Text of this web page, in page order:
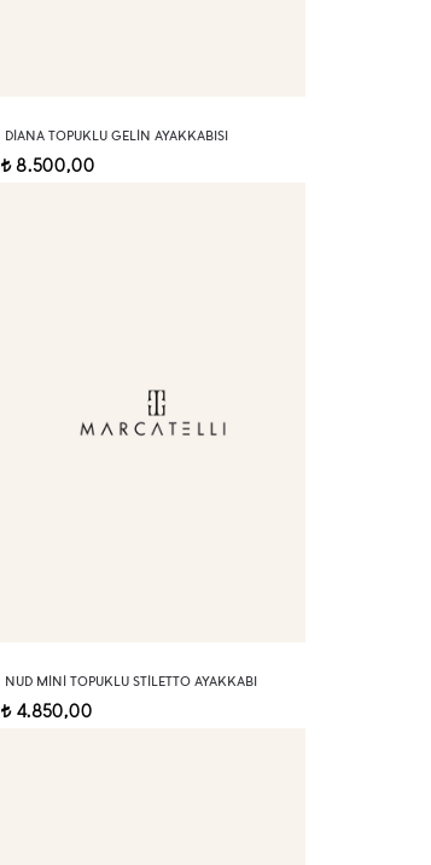
DIANA TOPUKLU GELIN AYAKKABISI
t8.500,00
NUD MINI TOPUKLU STILETTO AYAKKABI
t4.850,00